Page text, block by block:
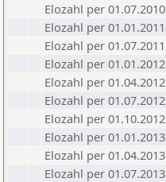
Elozahl per 01.07.2010
Elozahl per 01.01.2011
Elozahl per 01.07.2011
Elozahl per 01.01.2012
Elozahl per 01.04.2012
Elozahl per 01.07.2012
Elozahl per 01.10.2012
Elozahl per 01.01.2013
Elozahl per 01.04.2013
Elozahl per 01.07.2013